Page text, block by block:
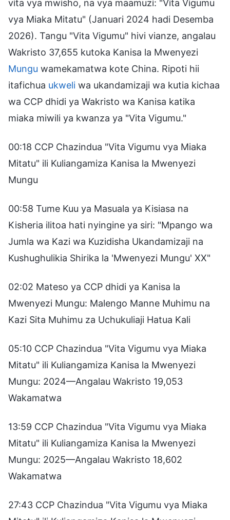
vita vya mwisho, na vya maamuzi: "Vita Vigumu
vya Miaka Mitatu" (Januari 2024 hadi Desemba
2026). Tangu "Vita Vigumu" hivi vianze, angalau
Wakristo 37,655 kutoka Kanisa la Mwenyezi
Mungu wamekamatwa kote China. Ripoti hii
itafichua ukweli wa ukandamizaji wa kutia kichaa
wa CCP dhidi ya Wakristo wa Kanisa katika
miaka miwili ya kwanza ya "Vita Vigumu."
00:18 CCP Chazindua "Vita Vigumu vya Miaka
Mitatu" ili Kuliangamiza Kanisa la Mwenyezi
Mungu
00:58 Tume Kuu ya Masuala ya Kisiasa na
Kisheria ilitoa hati nyingine ya siri: "Mpango wa
Jumla wa Kazi wa Kuzidisha Ukandamizaji na
Kushughulikia Shirika la 'Mwenyezi Mungu' XX"
02:02 Mateso ya CCP dhidi ya Kanisa la
Mwenyezi Mungu: Malengo Manne Muhimu na
Kazi Sita Muhimu za Uchukuliaji Hatua Kali
05:10 CCP Chazindua "Vita Vigumu vya Miaka
Mitatu" ili Kuliangamiza Kanisa la Mwenyezi
Mungu: 2024—Angalau Wakristo 19,053
Wakamatwa
13:59 CCP Chazindua "Vita Vigumu vya Miaka
Mitatu" ili Kuliangamiza Kanisa la Mwenyezi
Mungu: 2025—Angalau Wakristo 18,602
Wakamatwa
27:43 CCP Chazindua "Vita Vigumu vya Miaka